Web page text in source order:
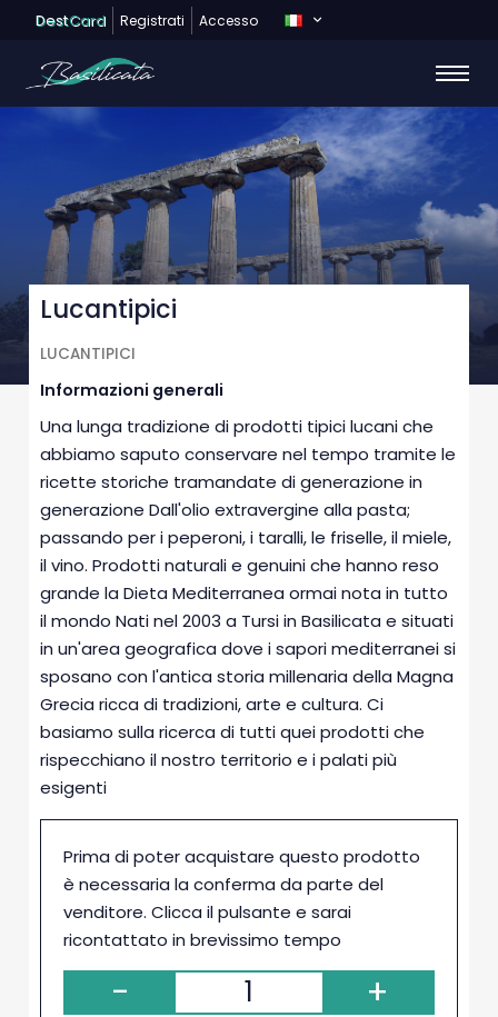
DestCard Registrati Accesso
Lucantipici
LUCANTIPICI
Informazioni generali
Una lunga tradizione di prodotti tipici lucani che
abbiamo saputo conservare nel tempo tramite le
ricette storiche tramandate di generazione in
generazione​​​ Dall'olio extravergine alla pasta;
passando per i peperoni, i taralli, le friselle, il miele,
il vino​. Prodotti naturali e genuini che hanno reso
grande la Dieta Mediterranea ormai nota in tutto
il mondo​ Nati nel 2003 a Tursi in Basilicata e situati
in un'area geografica dove i sapori mediterranei si
sposano con l'antica storia millenaria della Magna
Grecia ricca di tradizioni, arte e cultura. Ci
basiamo sulla ricerca di tutti quei prodotti che
rispecchiano il nostro territorio e i palati più
esigenti
Prima di poter acquistare questo prodotto
è necessaria la conferma da parte del
venditore. Clicca il pulsante e sarai
ricontattato in brevissimo tempo
- +